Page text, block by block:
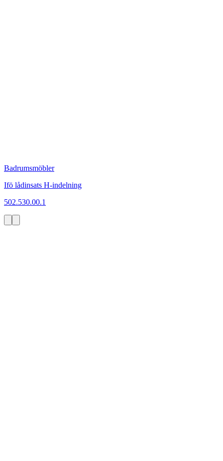
Badrumsmöbler
Ifö lådinsats H-indelning
502.530.00.1